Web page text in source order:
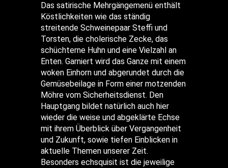
Das satirische Mehrgängemenü enthält
Köstlichkeiten wie das ständig
streitende Schweinepaar Steffi und
Torsten, die cholerische Zecke, das
schüchterne Huhn und eine Vielzahl an
Enten. Garniert wird das Ganze mit einem
woken Einhorn und abgerundet durch die
Gemüsebeilage in Form einer motzenden
Möhre vom Sicherheitsdienst. Den
Hauptgang bildet natürlich auch hier
wieder die weise und abgeklärte Echse
mit ihrem Überblick über Vergangenheit
und Zukunft, sowie tiefen Einblicken in
aktuelle Themen unserer Zeit.
Besonders echsquisit ist die jeweilige